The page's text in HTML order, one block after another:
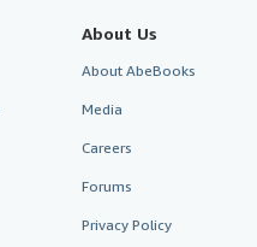
About Us
About AbeBooks
Media
Careers
Forums
Privacy Policy